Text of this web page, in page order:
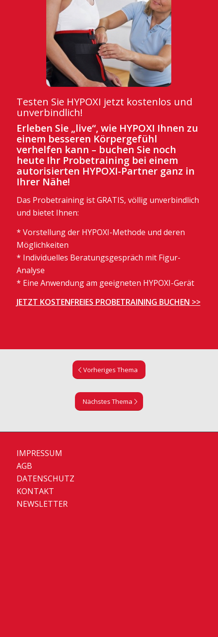
Testen Sie HYPOXI jetzt kostenlos und
unverbindlich!
Erleben Sie „live“, wie HYPOXI Ihnen zu
einem besseren Körpergefühl
verhelfen kann – buchen Sie noch
heute Ihr Probetraining bei einem
autorisierten HYPOXI-Partner ganz in
Ihrer Nähe!
Das Probetraining ist GRATIS, völlig unverbindlich
und bietet Ihnen:
* Vorstellung der HYPOXI-Methode und deren
Möglichkeiten
* Individuelles Beratungsgespräch mit Figur-
Analyse
* Eine Anwendung am geeigneten HYPOXI-Gerät
JETZT KOSTENFREIES PROBETRAINING BUCHEN >>
Vorheriges Thema
Nächstes Thema
IMPRESSUM
AGB
DATENSCHUTZ
KONTAKT
NEWSLETTER